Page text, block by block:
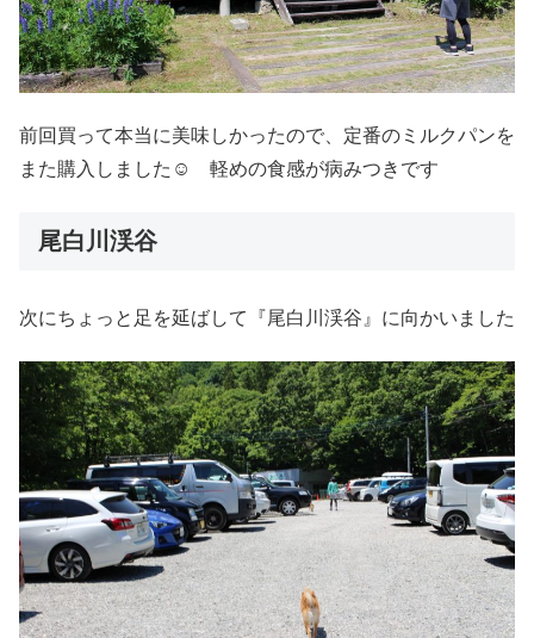
前回買って本当に美味しかったので、定番のミルクパンを
また購入しました☺ 軽めの食感が病みつきです
尾白川渓谷
次にちょっと足を延ばして『尾白川渓谷』に向かいました